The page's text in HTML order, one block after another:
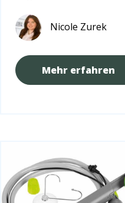
Nicole Zurek
Mehr erfahren